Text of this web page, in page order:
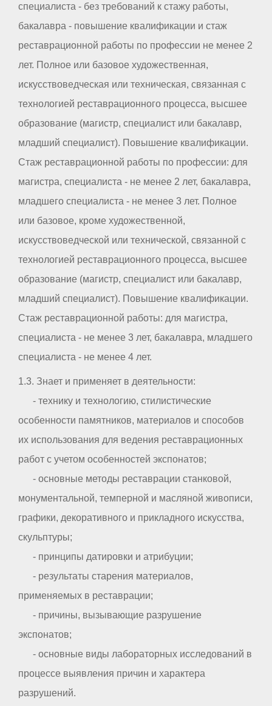
специалиста - без требований к стажу работы,
бакалавра - повышение квалификации и стаж
реставрационной работы по профессии не менее 2
лет. Полное или базовое художественная,
искусствоведческая или техническая, связанная с
технологией реставрационного процесса, высшее
образование (магистр, специалист или бакалавр,
младший специалист). Повышение квалификации.
Стаж реставрационной работы по профессии: для
магистра, специалиста - не менее 2 лет, бакалавра,
младшего специалиста - не менее 3 лет. Полное
или базовое, кроме художественной,
искусствоведческой или технической, связанной с
технологией реставрационного процесса, высшее
образование (магистр, специалист или бакалавр,
младший специалист). Повышение квалификации.
Стаж реставрационной работы: для магистра,
специалиста - не менее 3 лет, бакалавра, младшего
специалиста - не менее 4 лет.
1.3. Знает и применяет в деятельности:
- технику и технологию, стилистические
особенности памятников, материалов и способов
их использования для ведения реставрационных
работ с учетом особенностей экспонатов;
- основные методы реставрации станковой,
монументальной, темперной и масляной живописи,
графики, декоративного и прикладного искусства,
скульптуры;
- принципы датировки и атрибуции;
- результаты старения материалов,
применяемых в реставрации;
- причины, вызывающие разрушение
экспонатов;
- основные виды лабораторных исследований в
процессе выявления причин и характера
разрушений.